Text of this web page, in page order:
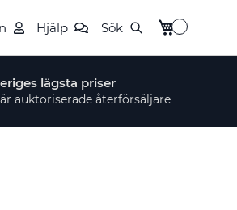
Hjälp Sök Min kundvagn
lägsta priser
auktoriserade återförsäljare